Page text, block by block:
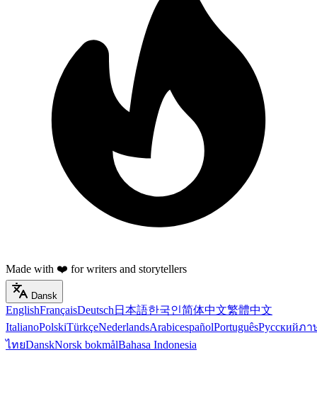
Made with ❤️ for writers and storytellers
Dansk
EnglishFrançaisDeutsch 日本語한국인简体中文繁體中文
ItalianoPolskiTürkçeNederlandsArabicespañolPortuguêsРусскийภา
ไทยDanskNorsk bokmålBahasa Indonesia